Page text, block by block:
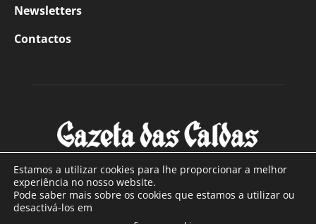
Newsletters
Contactos
SOBRE NÓS
Estamos a utilizar cookies para lhe proporcionar a melhor
experiência no nosso website.
Pode saber mais sobre os cookies que estamos a utilizar ou
desactivá-los em